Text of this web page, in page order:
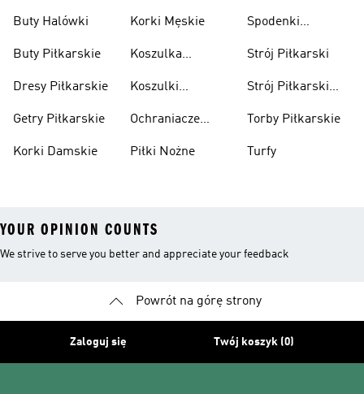
Buty Halówki
Buty Piłkarskie
Dresy Piłkarskie
Getry Piłkarskie
Korki Damskie
Korki Męskie
Koszulka
Koszulki
Dzieci
Ochraniacze
Piłki Nożne
Spodenki
Strój Piłkarski
Strój Piłkarski
Torby Piłkarskie
Turfy
YOUR OPINION COUNTS
We strive to serve you better and appreciate your feedback
Powrót na górę strony
Zaloguj się Twój koszyk (0)